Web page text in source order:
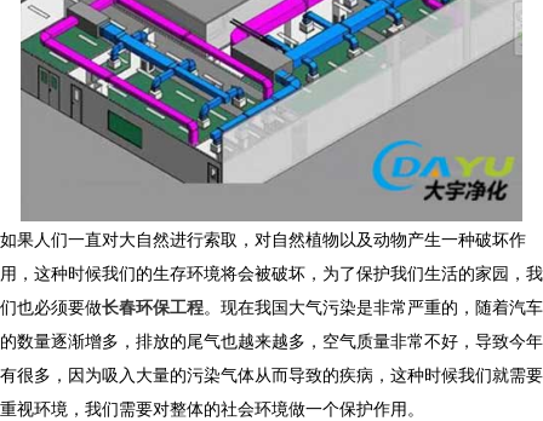
如果人们一直对大自然进行索取，对自然植物以及动物产生一种破坏作
用，这种时候我们的生存环境将会被破坏，为了保护我们生活的家园，我
们也必须要做长春环保工程。现在我国大气污染是非常严重的，随着汽车
的数量逐渐增多，排放的尾气也越来越多，空气质量非常不好，导致今年
有很多，因为吸入大量的污染气体从而导致的疾病，这种时候我们就需要
重视环境，我们需要对整体的社会环境做一个保护作用。